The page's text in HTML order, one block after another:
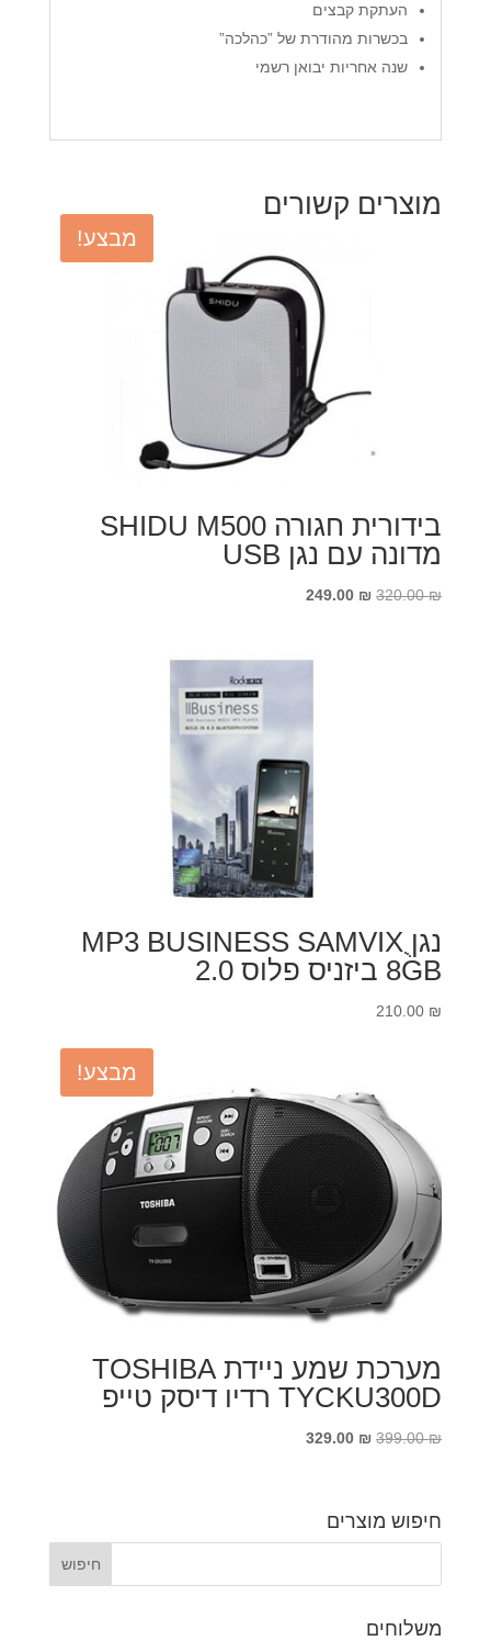
העתקת קבצים
בכשרות מהודרת של ”כהלכה”
שנה אחריות יבואן רשמי
מוצרים קשורים
מבצע!
בידורית חגורה SHIDU M500
מדונה עם נגן USB
320.00₪
המחיר
249.00 ₪
המחיר
נגןֻ MP3 BUSINESS SAMVIX
8GB ביזניס פלוס 2.0
210.00 ₪
מבצע!
מערכת שמע ניידת TOSHIBA
TYCKU300D רדיו דיסק טייפ
399.00₪
המחיר
399.00 ₪.
329.00 ₪
המחיר
חיפוש מוצרים
משלוחים